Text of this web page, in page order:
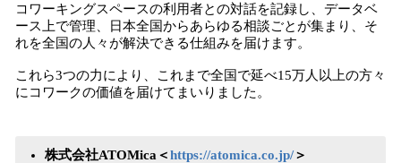
コワーキングスペースの利用者との対話を記録し、データベ
ース上で管理、日本全国からあらゆる相談ごとが集まり、そ
れを全国の人々が解決できる仕組みを届けます。
これら3つの力により、これまで全国で延べ15万人以上の方々
にコワークの価値を届けてまいりました。
株式会社ATOMica＜https://atomica.co.jp/＞